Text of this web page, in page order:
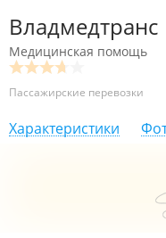
Владмедтранс
Медицинская помощь
Пассажирские перевозки
Характеристики